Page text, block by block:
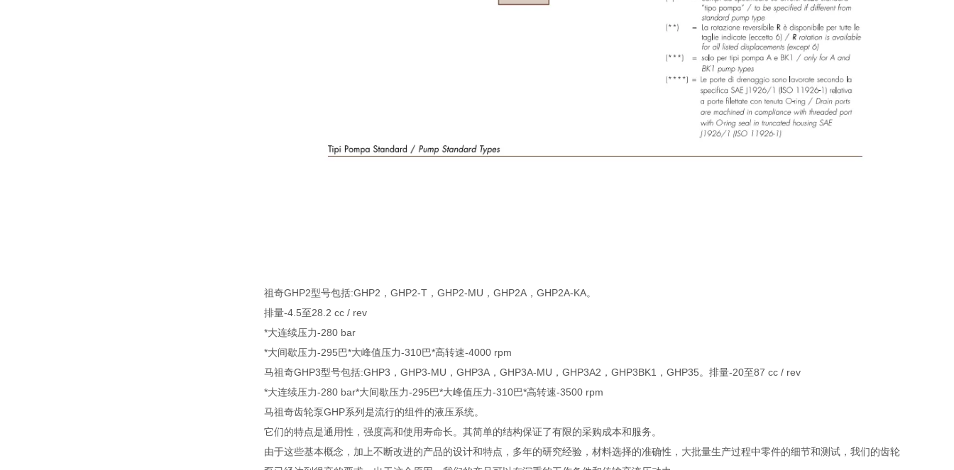
祖奇GHP2型号包括:GHP2，GHP2-T，GHP2-MU，GHP2A，GHP2A-KA。
排量-4.5至28.2 cc / rev
*大连续压力-280 bar
*大间歇压力-295巴*大峰值压力-310巴*高转速-4000 rpm
马祖奇GHP3型号包括:GHP3，GHP3-MU，GHP3A，GHP3A-MU，GHP3A2，GHP3BK1，GHP35。排量-20至87 cc / rev
*大连续压力-280 bar*大间歇压力-295巴*大峰值压力-310巴*高转速-3500 rpm
马祖奇齿轮泵GHP系列是流行的组件的液压系统。
它们的特点是通用性，强度高和使用寿命长。其简单的结构保证了有限的采购成本和服务。
由于这些基本概念，加上不断改进的产品的设计和特点，多年的研究经验，材料选择的准确性，大批量生产过程中零件的细节和测试，我们的齿轮